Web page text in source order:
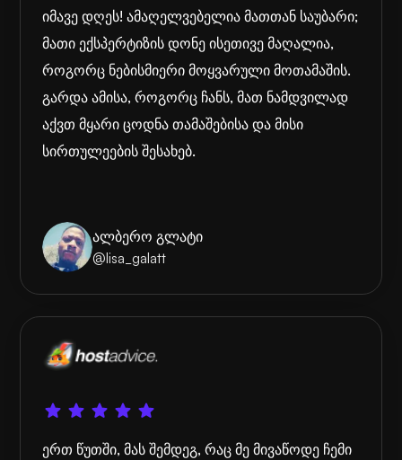
იმავე დღეს! ამაღელვებელია მათთან საუბარი;
მათი ექსპერტიზის დონე ისეთივე მაღალია,
როგორც ნებისმიერი მოყვარული მოთამაშის.
გარდა ამისა, როგორც ჩანს, მათ ნამდვილად
აქვთ მყარი ცოდნა თამაშებისა და მისი
სირთულეების შესახებ.
ალბერო გლატი
@lisa_galatt
ერთ წუთში, მას შემდეგ, რაც მე მივაწოდე ჩემი